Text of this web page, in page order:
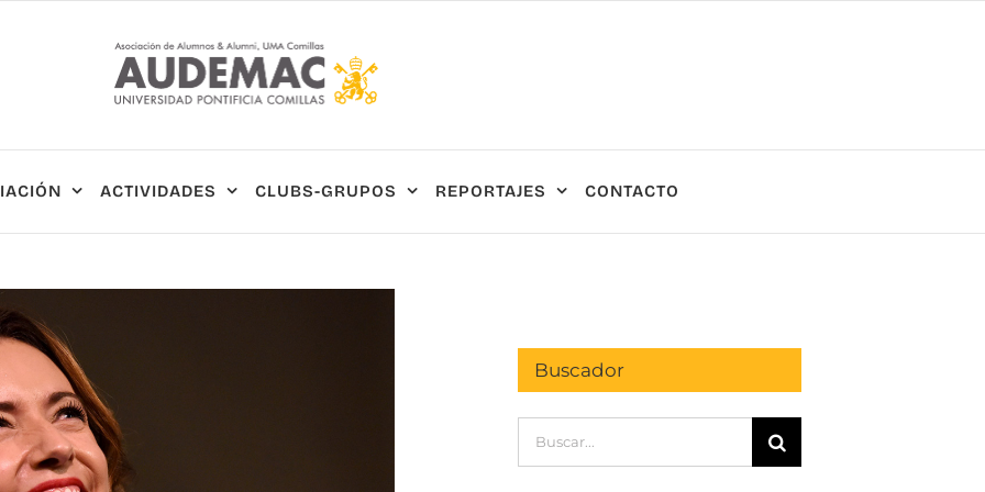
ACTIVIDADES CLUBS-GRUPOS REPORTAJES CONTACTO
Buscador